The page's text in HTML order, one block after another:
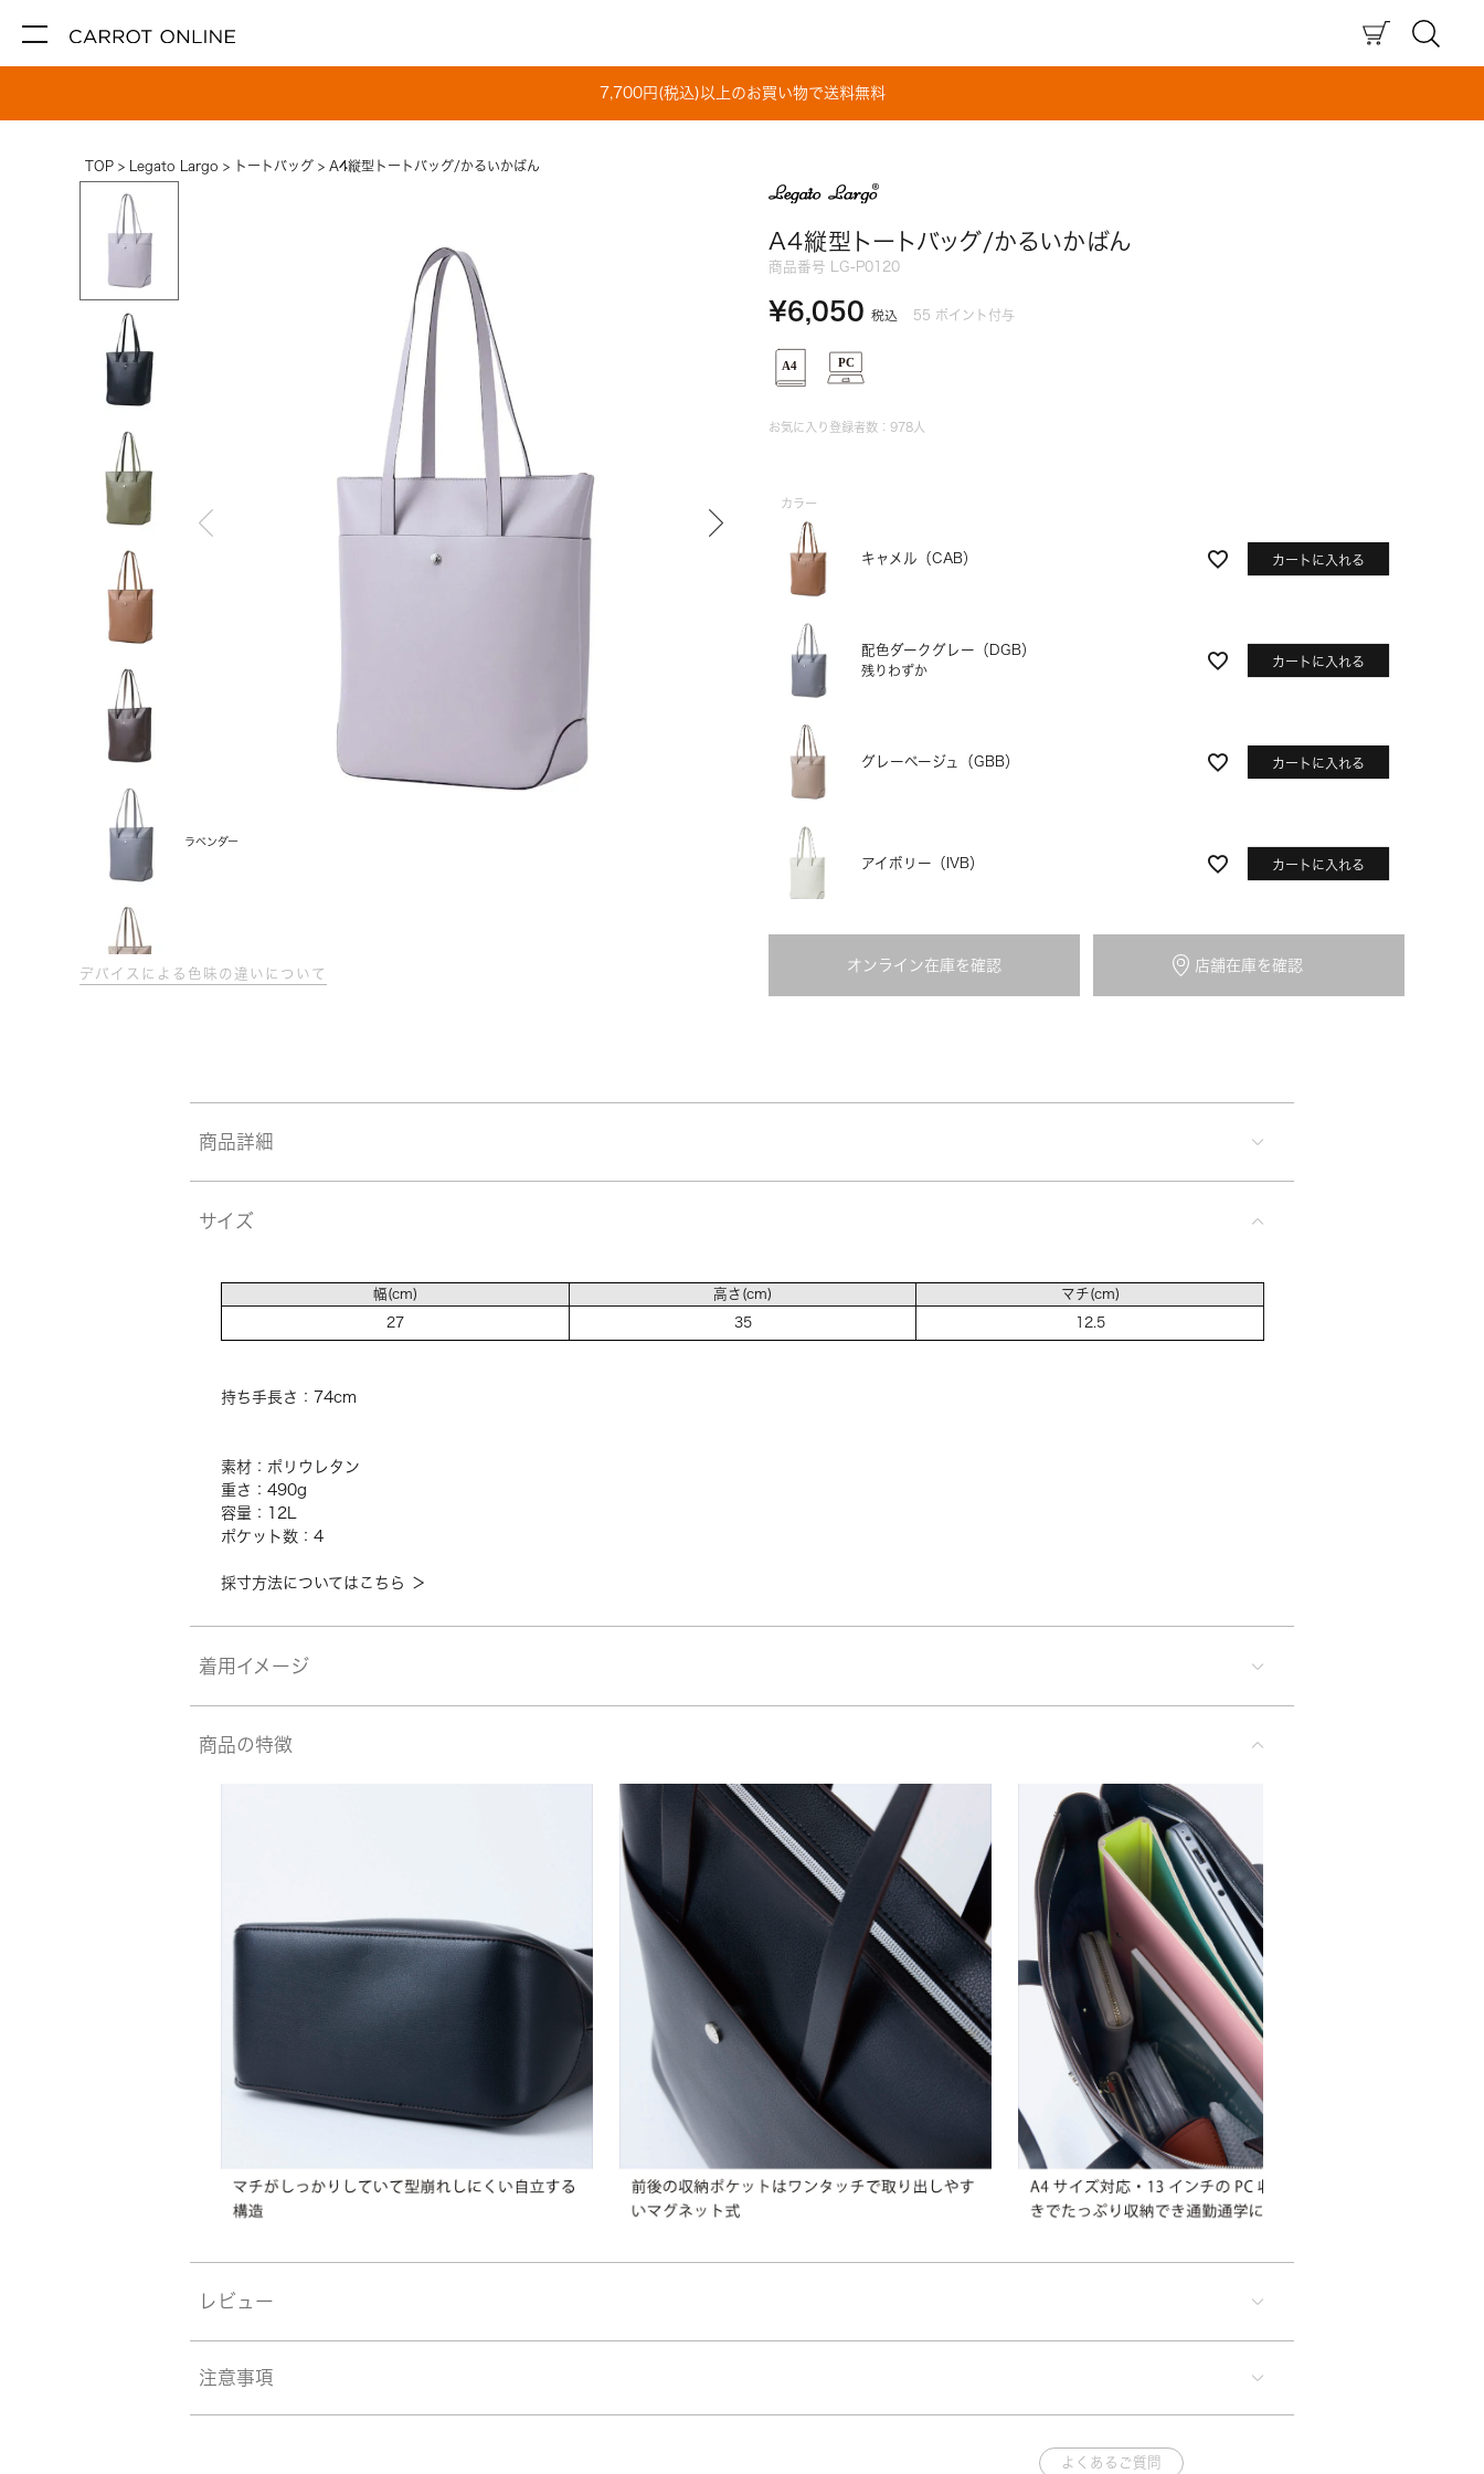
7,700円(税込)以上のお買い物で送料無料
TOP Legato Largo トートバッグ A4縦型トートバッグ/かるいかばん
ラベンダー
デバイスによる色味の違いについて
A4縦型トートバッグ/かるいかばん
商品番号 LG-P0120
¥6,050 税込 55 ポイント付与
お気に入り登録者数： 978 人
×
カラー
キャメル（CAB） カートに入れる
配色ダークグレー（DGB）
残りわずか
カートに入れる
グレーベージュ（GBB） カートに入れる
アイボリー（IVB） カートに入れる
配色ライトグレー（LGB） カートに入れる
オンライン在庫を確認 店舗在庫を確認
商品詳細
サイズ
幅(cm)
27
高さ(cm)
35
マチ(cm)
12.5
持ち手長さ：74cm
素材：ポリウレタン
重さ：490g
容量：12L
ポケット数：4
採寸方法についてはこちら ＞
着用イメージ
商品の特徴
レビュー
注意事項
よくあるご質問